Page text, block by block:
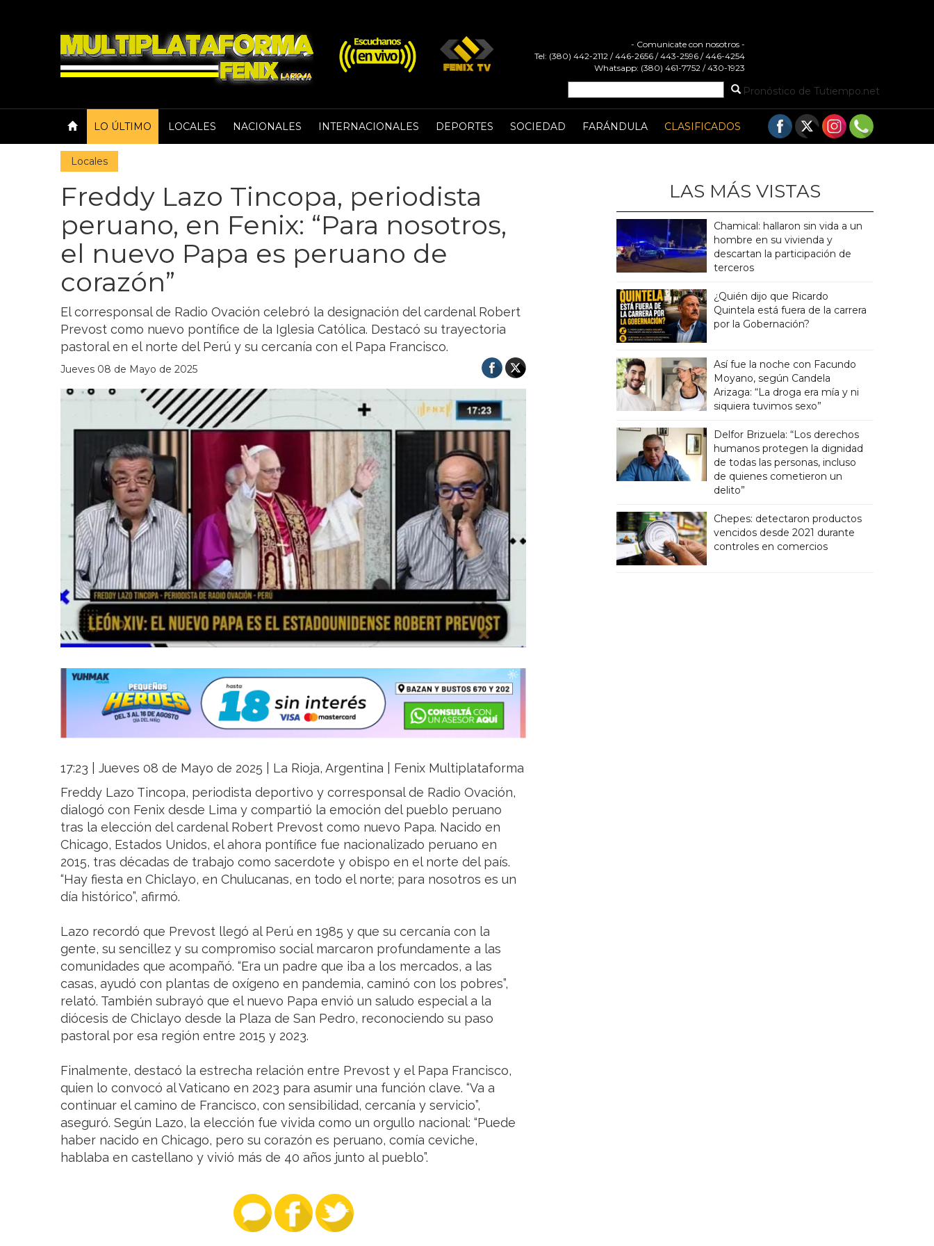
- Comunicate con nosotros -
Tel: (380) 442-2112 / 446-2656 / 443-2596 / 446-4254
Whatsapp: (380) 461-7752 / 430-1923
Pronóstico de Tutiempo.net
LO ÚLTIMO LOCALES NACIONALES INTERNACIONALES DEPORTES SOCIEDAD FARÁNDULA CLASIFICADOS
Locales
Freddy Lazo Tincopa, periodista
peruano, en Fenix: “Para nosotros,
el nuevo Papa es peruano de
corazón”
El corresponsal de Radio Ovación celebró la designación del cardenal Robert
Prevost como nuevo pontífice de la Iglesia Católica. Destacó su trayectoria
pastoral en el norte del Perú y su cercanía con el Papa Francisco.
Jueves 08 de Mayo de 2025
17:23 | Jueves 08 de Mayo de 2025 | La Rioja, Argentina | Fenix Multiplataforma
Freddy Lazo Tincopa, periodista deportivo y corresponsal de Radio Ovación,
dialogó con Fenix desde Lima y compartió la emoción del pueblo peruano
tras la elección del cardenal Robert Prevost como nuevo Papa. Nacido en
Chicago, Estados Unidos, el ahora pontífice fue nacionalizado peruano en
2015, tras décadas de trabajo como sacerdote y obispo en el norte del país.
“Hay fiesta en Chiclayo, en Chulucanas, en todo el norte; para nosotros es un
día histórico”, afirmó.
Lazo recordó que Prevost llegó al Perú en 1985 y que su cercanía con la
gente, su sencillez y su compromiso social marcaron profundamente a las
comunidades que acompañó. “Era un padre que iba a los mercados, a las
casas, ayudó con plantas de oxígeno en pandemia, caminó con los pobres”,
relató. También subrayó que el nuevo Papa envió un saludo especial a la
diócesis de Chiclayo desde la Plaza de San Pedro, reconociendo su paso
pastoral por esa región entre 2015 y 2023.
Finalmente, destacó la estrecha relación entre Prevost y el Papa Francisco,
quien lo convocó al Vaticano en 2023 para asumir una función clave. “Va a
continuar el camino de Francisco, con sensibilidad, cercanía y servicio”,
aseguró. Según Lazo, la elección fue vivida como un orgullo nacional: “Puede
haber nacido en Chicago, pero su corazón es peruano, comía ceviche,
hablaba en castellano y vivió más de 40 años junto al pueblo”.
LAS MÁS VISTAS
Chamical: hallaron sin vida a un
hombre en su vivienda y
descartan la participación de
terceros
¿Quién dijo que Ricardo
Quintela está fuera de la carrera
por la Gobernación?
Así fue la noche con Facundo
Moyano, según Candela
Arizaga: “La droga era mía y ni
siquiera tuvimos sexo”
Delfor Brizuela: “Los derechos
humanos protegen la dignidad
de todas las personas, incluso
de quienes cometieron un
delito”
Chepes: detectaron productos
vencidos desde 2021 durante
controles en comercios